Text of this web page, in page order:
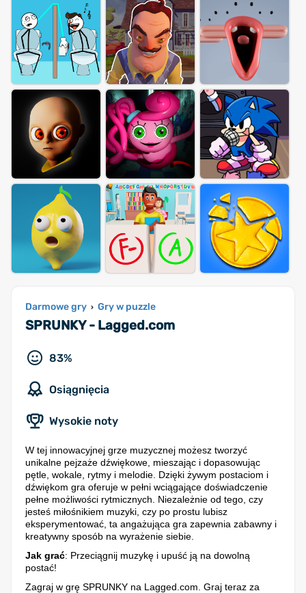
Darmowe gry › Gry w puzzle
SPRUNKY - Lagged.com
83%
Osiągnięcia
Wysokie noty
W tej innowacyjnej grze muzycznej możesz tworzyć
unikalne pejzaże dźwiękowe, mieszając i dopasowując
pętle, wokale, rytmy i melodie. Dzięki żywym postaciom i
dźwiękom gra oferuje w pełni wciągające doświadczenie
pełne możliwości rytmicznych. Niezależnie od tego, czy
jesteś miłośnikiem muzyki, czy po prostu lubisz
eksperymentować, ta angażująca gra zapewnia zabawny i
kreatywny sposób na wyrażenie siebie.
Jak grać: Przeciągnij muzykę i upuść ją na dowolną
postać!
Zagraj w grę SPRUNKY na Lagged.com. Graj teraz za